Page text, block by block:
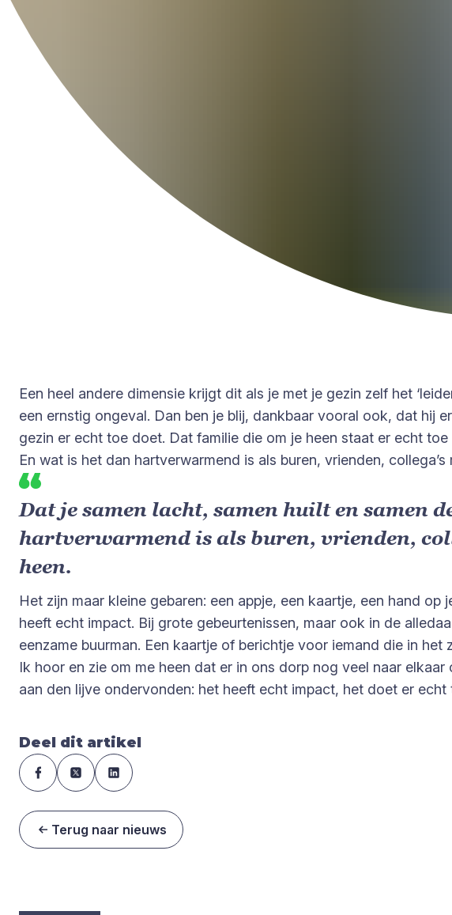
Een heel andere dimensie krijgt dit als je met je gezin zelf het
een ernstig ongeval. Dan ben je blij, dankbaar vooral ook, dat hij
gezin er echt toe doet. Dat familie die om je heen staat er echt
En wat is het dan hartverwarmend is als buren, vrienden,
Dat je samen lacht, samen huilt en samen
hartverwarmend is als buren, vrienden,
heen.
Het zijn maar kleine gebaren: een appje, een kaartje, een hand
heeft echt impact. Bij grote gebeurtenissen, maar ook in de
eenzame buurman. Een kaartje of berichtje voor iemand die in het
Ik hoor en zie om me heen dat er in ons dorp nog veel naar
aan den lijve ondervonden: het heeft echt impact, het doet er echt
Deel dit artikel
Terug naar nieuws